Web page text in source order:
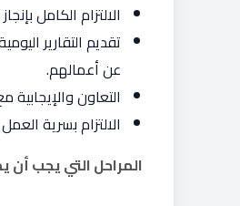
الالتزام الكامل
تقديم التقارير
عن أعمالهم.
التعاون
الالتزام بسرية
المراحل التي يجب